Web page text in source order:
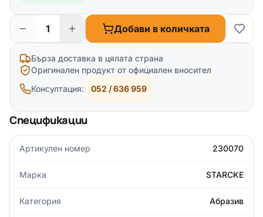
Добави в количката
Бърза доставка в цялата страна
Оригинален продукт от официален вносител
Консултация:
052 / 636 959
Спецификации
Артикулен номер 230070
Марка STARCKE
Категория Абразив